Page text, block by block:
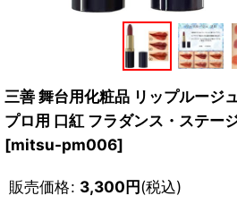
三善 舞台用化粧品 リップルージ
プロ用 口紅 フラダンス・ステー
[mitsu-pm006]
販売価格: 3,300円(税込)